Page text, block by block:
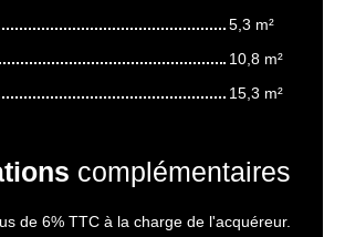
5,3 m²
10,8 m²
15,3 m²
complémentaires
de 6% TTC à la charge de l'acquéreur.